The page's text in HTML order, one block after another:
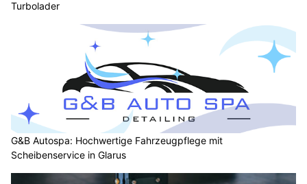
Turbolader
G&B Autospa: Hochwertige Fahrzeugpflege mit
Scheibenservice in Glarus